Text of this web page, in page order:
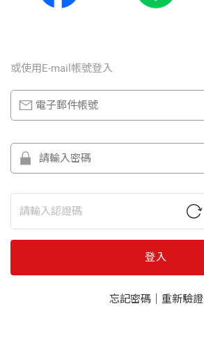
或使⽤E-mail帳號登入
登入
忘記密碼｜ 重新驗證